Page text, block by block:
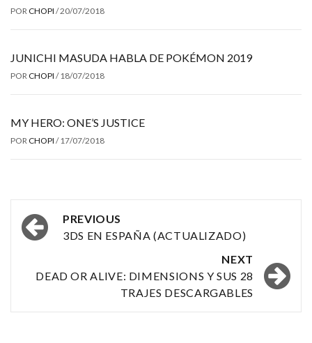
POR CHOPI /20/07/2018
JUNICHI MASUDA HABLA DE POKÉMON 2019
POR CHOPI / 18/07/2018
MY HERO: ONE’S JUSTICE
POR CHOPI / 17/07/2018
Post
navigation
PREVIOUS
3DS EN ESPAÑA (ACTUALIZADO)
NEXT
DEAD OR ALIVE: DIMENSIONS Y SUS 28
TRAJES DESCARGABLES